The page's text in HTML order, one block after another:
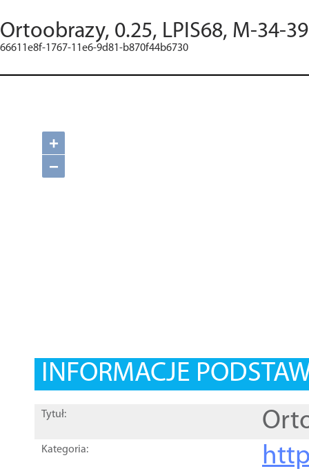
Ortoobrazy, 0.25, LPIS68, M-34-
66611e8f-1767-11e6-9d81-b870f44b6730
+
−
INFORMACJE
Tytuł:
Kategoria: